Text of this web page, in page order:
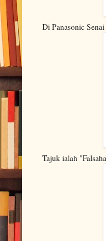
Di Panasonic
Tajuk ialah